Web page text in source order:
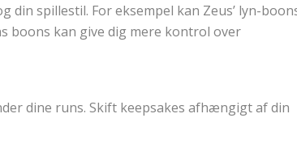
spillestil. For eksempel kan Zeus’ lyn-
boons kan give dig mere kontrol over
dine runs. Skift keepsakes afhængigt af din